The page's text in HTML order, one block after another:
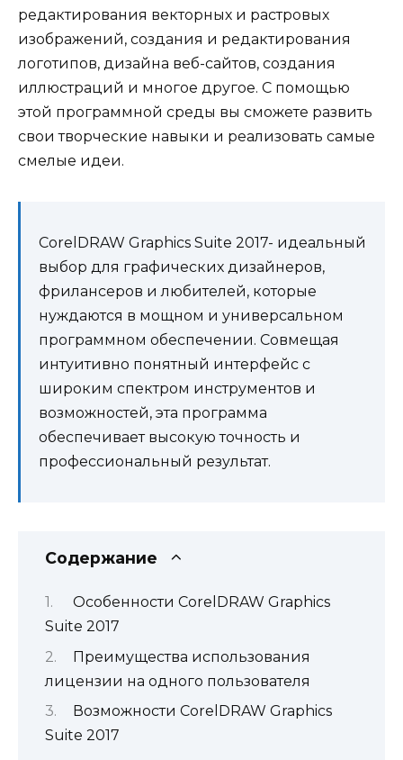
редактирования векторных и растровых
изображений, создания и редактирования
логотипов, дизайна веб-сайтов, создания
иллюстраций и многое другое. С помощью
этой программной среды вы сможете развить
свои творческие навыки и реализовать самые
смелые идеи.
CorelDRAW Graphics Suite 2017- идеальный
выбор для графических дизайнеров,
фрилансеров и любителей, которые
нуждаются в мощном и универсальном
программном обеспечении. Совмещая
интуитивно понятный интерфейс с
широким спектром инструментов и
возможностей, эта программа
обеспечивает высокую точность и
профессиональный результат.
Содержание
Особенности CorelDRAW Graphics
Suite 2017
Преимущества использования
лицензии на одного пользователя
Возможности CorelDRAW Graphics
Suite 2017